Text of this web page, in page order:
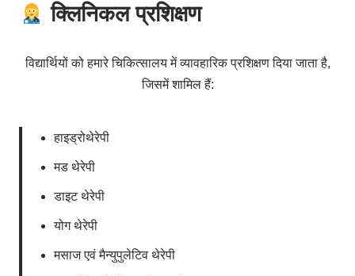
क्लिनिकल प्रशिक्षण
विद्यार्थियों को हमारे चिकित्सालय में व्यावहारिक प्रशिक्षण दिया जाता है,
जिसमें शामिल हैं:
हाइड्रोथेरेपी
मड थेरेपी
डाइट थेरेपी
योग थेरेपी
मसाज एवं मैन्युपुलेटिव थेरेपी